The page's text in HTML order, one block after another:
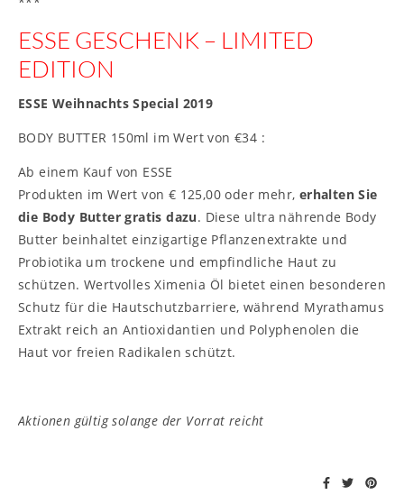
ESSE GESCHENK – LIMITED
EDITION
ESSE Weihnachts Special 2019
BODY BUTTER 150ml im Wert von €34 :
Ab einem Kauf von ESSE
Produkten im Wert von € 125,00 oder mehr, erhalten Sie
die Body Butter gratis dazu. Diese ultra nährende Body
Butter beinhaltet einzigartige Pflanzenextrakte und
Probiotika um trockene und empfindliche Haut zu
schützen. Wertvolles Ximenia Öl bietet einen besonderen
Schutz für die Hautschutzbarriere, während Myrathamus
Extrakt reich an Antioxidantien und Polyphenolen die
Haut vor freien Radikalen schützt.
Aktionen gültig solange der Vorrat reicht